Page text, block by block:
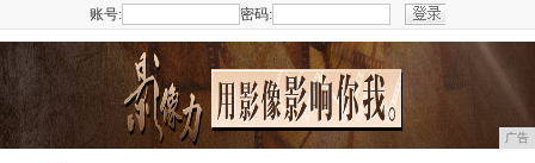
账号: 密码:
广告